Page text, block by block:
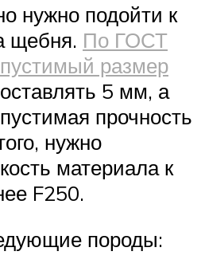
нужно подойти к
щебня. По ГОСТ
размер
5 мм, а
прочность
нужно
материала к
F250.
породы: